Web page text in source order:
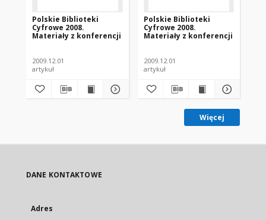
Polskie Biblioteki
Cyfrowe 2008.
Materiały z konferencji
2009.12.01
artykuł
Polskie Biblioteki
Cyfrowe 2008.
Materiały z konferencji
2009.12.01
artykuł
Więcej
DANE KONTAKTOWE
Adres